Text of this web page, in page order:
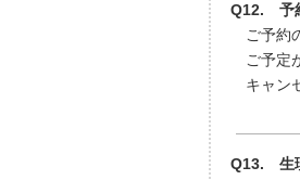
Q12. 予
ご予約
ご予定
キャン
Q13. 生